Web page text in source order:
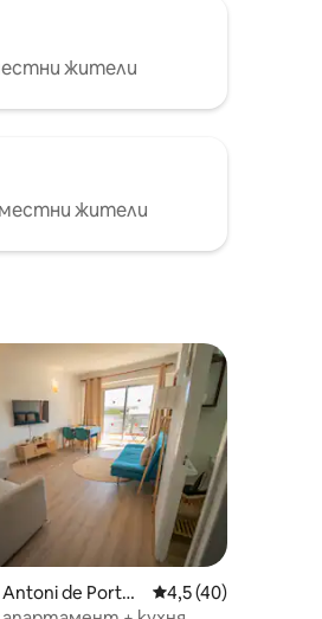
жители
жители
de Portm
Средна оценка:
4,5 (40)